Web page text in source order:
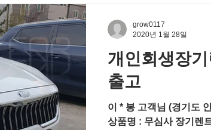
개인회생장
출고
이 * 봉 고객님 (경기도
상품명 : 무심사 장기렌
grow0117
2020년 1월 28일